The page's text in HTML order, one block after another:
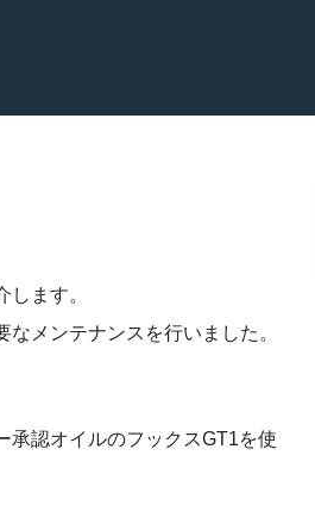
ます。
メンテナンスを行いました。
承認オイルのフックスGT1を使